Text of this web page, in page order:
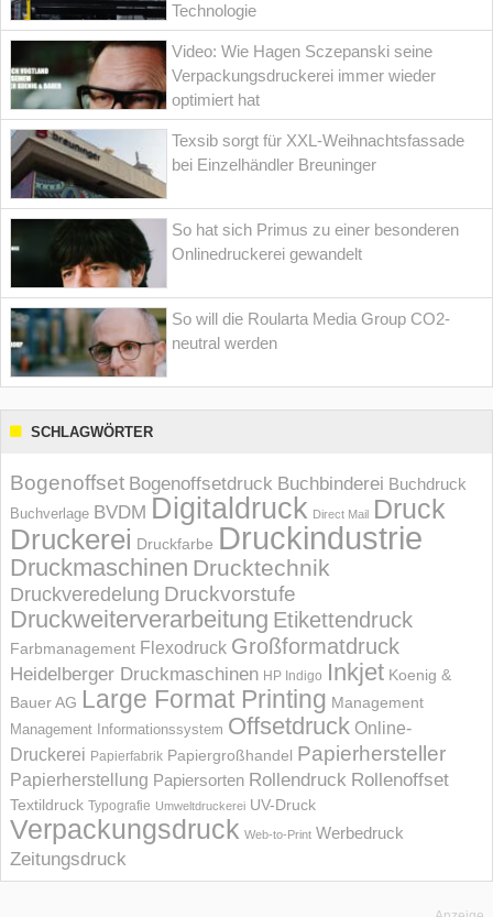
Technologie
Video: Wie Hagen Sczepanski seine
Verpackungsdruckerei immer wieder
optimiert hat
Texsib sorgt für XXL-Weihnachtsfassade
bei Einzelhändler Breuninger
So hat sich Primus zu einer besonderen
Onlinedruckerei gewandelt
So will die Roularta Media Group CO2-
neutral werden
SCHLAGWÖRTER
Bogenoffset Bogenoffsetdruck Buchbinderei Buchdruck
Buchverlage BVDM Digitaldruck Direct Mail Druck
Druckerei Druckfarbe Druckindustrie
Druckmaschinen Drucktechnik
Druckveredelung Druckvorstufe
Druckweiterverarbeitung Etikettendruck
Farbmanagement Flexodruck Großformatdruck
Heidelberger Druckmaschinen HP Indigo Inkjet Koenig &
Bauer AG Large Format Printing Management
Management Informations­system Offsetdruck Online-
Druckerei Papierfabrik Papiergroßhandel Papierhersteller
Papierherstellung Papiersorten Rollendruck Rollenoffset
Textildruck Typografie Umweltdruckerei UV-Druck
Verpackungsdruck Web-to-Print Werbedruck
Zeitungsdruck